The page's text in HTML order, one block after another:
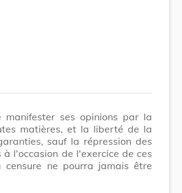
ses opinions par la
matières, et la liberté de la
sauf la répression des
à l'occasion de l'exercice de ces
ne pourra jamais être